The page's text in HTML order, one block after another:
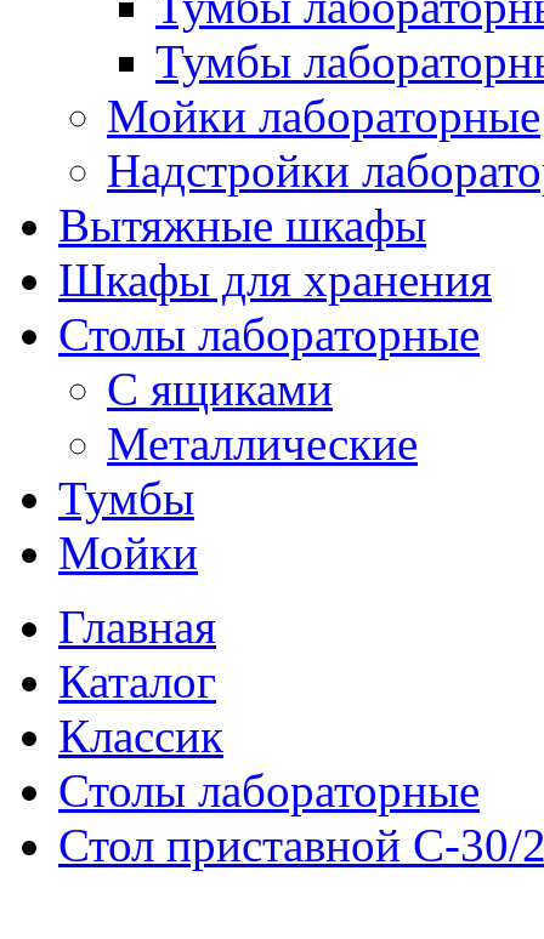
Тумбы
Мойки лабораторные
Надстройки
Вытяжные шкафы
Шкафы для хранения
Столы лабораторные
С ящиками
Металлические
Тумбы
Мойки
Главная
Каталог
Классик
Столы лабораторные
Стол приставной С-30/